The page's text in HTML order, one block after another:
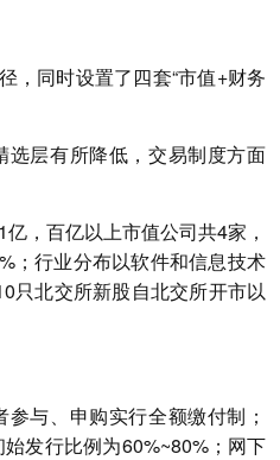
，同时设置了四套“市值+财务
层有所降低，交易制度方面
，百亿以上市值公司共4家，
；行业分布以软件和信息技术
只北交所新股自北交所开市以
与、申购实行全额缴付制；
发行比例为60%~80%；网下